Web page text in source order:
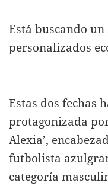
Está buscando
personalizados
Estas dos fechas
protagonizada
Alexia’,
futbolista
categoría